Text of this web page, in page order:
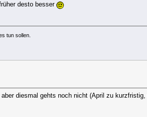
desto besser
tun sollen.
diesmal gehts noch nicht (April zu